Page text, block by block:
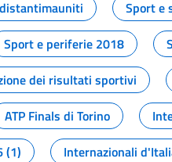
Sport e
Sport e periferie 2018
dei risultati sportivi
ATP Finals di Torino
(1)
Internazionali